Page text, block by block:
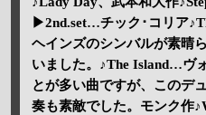
▶2nd.set…チック･コリア
ヘインズのシンバルが素晴
いました。♪The Island…ヴ
とが多い曲ですが、このデ
奏も素敵でした。モンク作